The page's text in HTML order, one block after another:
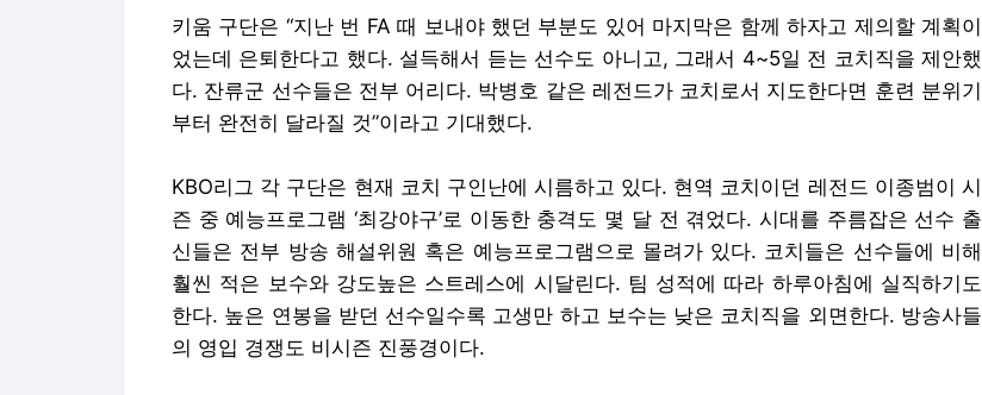
키움 구단은 “지난 번 FA 때 보내야 했던 부분도 있어 마지막은 함께 하자고 제의할 계획이
었는데 은퇴한다고 했다. 설득해서 듣는 선수도 아니고, 그래서 4~5일 전 코치직을 제안했
다. 잔류군 선수들은 전부 어리다. 박병호 같은 레전드가 코치로서 지도한다면 훈련 분위기
부터 완전히 달라질 것”이라고 기대했다.
KBO리그 각 구단은 현재 코치 구인난에 시름하고 있다. 현역 코치이던 레전드 이종범이 시
즌 중 예능프로그램 ‘최강야구’로 이동한 충격도 몇 달 전 겪었다. 시대를 주름잡은 선수 출
신들은 전부 방송 해설위원 혹은 예능프로그램으로 몰려가 있다. 코치들은 선수들에 비해
훨씬 적은 보수와 강도높은 스트레스에 시달린다. 팀 성적에 따라 하루아침에 실직하기도
한다. 높은 연봉을 받던 선수일수록 고생만 하고 보수는 낮은 코치직을 외면한다. 방송사들
의 영입 경쟁도 비시즌 진풍경이다.